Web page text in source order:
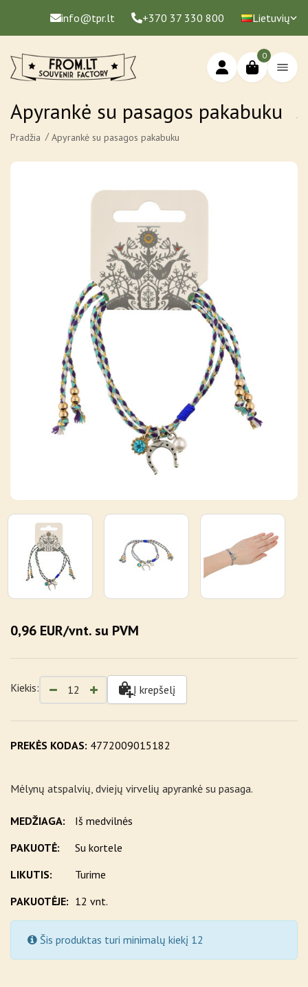
info@tpr.lt +370 37 330 800 Lietuvių
0
Apyrankė su pasagos pakabuku
Pradžia Apyrankė su pasagos pakabuku
PREKĖS KODAS: 4772009015182
Mėlynų atspalvių, dviejų virvelių apyrankė su pasaga.
MEDŽIAGA:
Iš medvilnės
PAKUOTĖ:
Su kortele
LIKUTIS:
Turime
PAKUOTĖJE: 12 vnt.
0,96 EUR/vnt. su PVM
Kiekis: Į krepšelį
Šis produktas turi minimalų kiekį 12